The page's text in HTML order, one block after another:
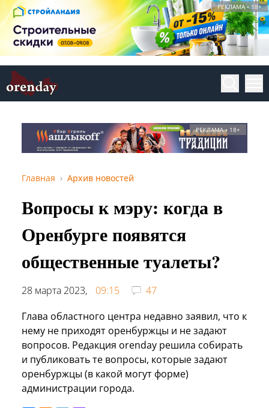
РЕКЛАМА • 18+
РЕКЛАМА • 18+
Главная Архив новостей
Вопросы к мэру: когда в
Оренбурге появятся
общественные туалеты?
28 марта 2023, 09:15
47
Глава областного центра недавно заявил, что к
нему не приходят оренбуржцы и не задают
вопросов. Редакция orenday решила собирать
и публиковать те вопросы, которые задают
оренбуржцы (в какой могут форме)
администрации города.